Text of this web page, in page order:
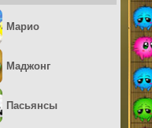
Марио
Маджонг
Пасьянсы